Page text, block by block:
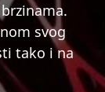
svog
tako i na